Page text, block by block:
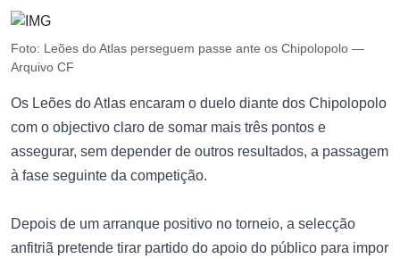
Foto: Leões do Atlas perseguem passe ante os Chipolopolo —
Arquivo CF
Os Leões do Atlas encaram o duelo diante dos Chipolopolo
com o objectivo claro de somar mais três pontos e
assegurar, sem depender de outros resultados, a passagem
à fase seguinte da competição.
Depois de um arranque positivo no torneio, a selecção
anfitriã pretende tirar partido do apoio do público para impor